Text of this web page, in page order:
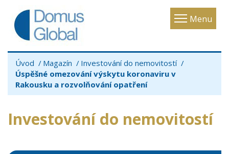
Menu
Toggle
Úvod Magazín
Investování do nemovitostí
Úspěšné omezování výskytu koronaviru v
Rakousku a rozvolňování opatření
Investování do nemovitostí